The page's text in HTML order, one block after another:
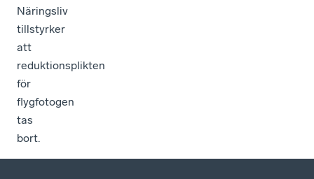
Näringsliv
tillstyrker
att
reduktionsplikten
för
flygfotogen
tas
bort.